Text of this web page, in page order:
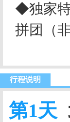
◆独家
拼团（
行程说明
第1天